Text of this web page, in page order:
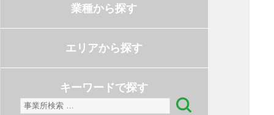
業種から探す
エリアから探す
キーワードで探す
検